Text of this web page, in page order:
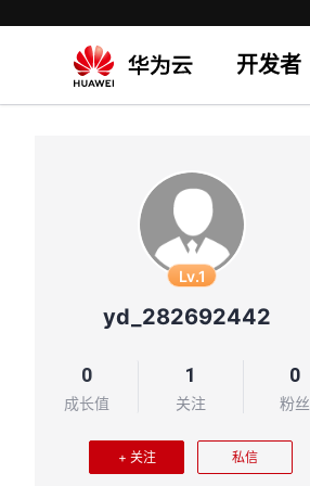
开发者
Lv.1
yd_282692442
0
成长值
1
关注
0
粉丝
+ 关注 私信